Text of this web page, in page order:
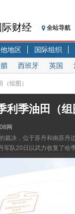
际财经 全站导航
地区
国际组织
西班牙 英国
组图）
利季油田（
网
裁决，位于苏丹和南苏丹
军队20日以武力收复了哈